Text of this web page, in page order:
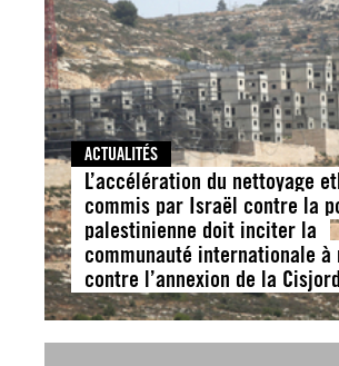
ACTUALITÉS
L’accélération du nettoyage
commis par Israël contre la
palestinienne doit inciter la
communauté internationale
contre l’annexion de la